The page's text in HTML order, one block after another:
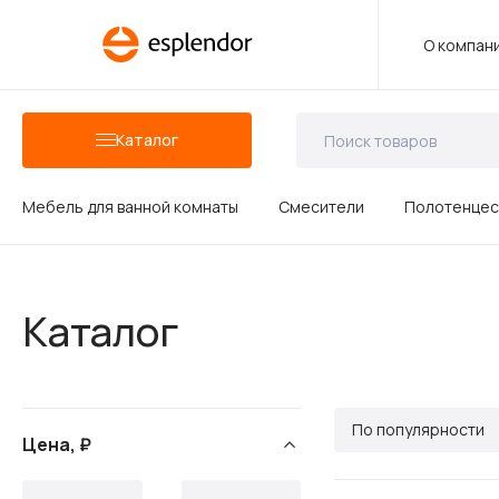
О
Каталог
Аксессуары для ванных комнат
Душевые аксессуары
Мебель для ванной комнаты Смесители
Каталог
Цена, ₽
По популярности